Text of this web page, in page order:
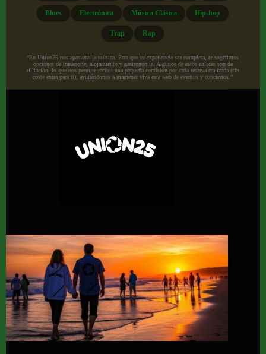
Blues Electrónica Música Clásica Hip-hop
Trap Rap
“En Union25 nos apasiona la música. Para que tu experiencia sea completa, te sugerimos
opciones de transporte, alojamiento y gastronomía. Algunos de estos enlaces son de
afiliación, lo que nos permite recibir una pequeña comisión por cada reserva realizada (sin
coste extra para ti), ayudándonos a mantener viva esta web de eventos y conciertos.”